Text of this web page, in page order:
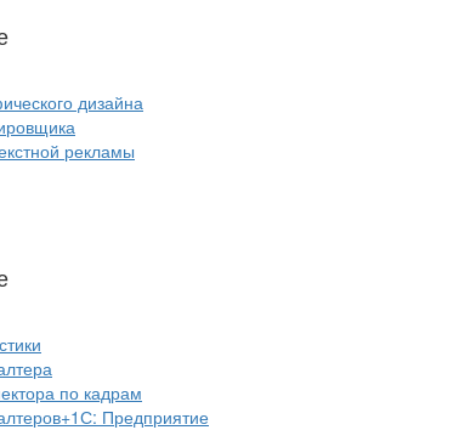
дизайна
рекламы
по кадрам
Предприятие